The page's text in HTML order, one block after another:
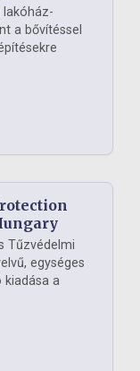
a bővítéssel
Tűzvédelmi
egységes
kiadása a